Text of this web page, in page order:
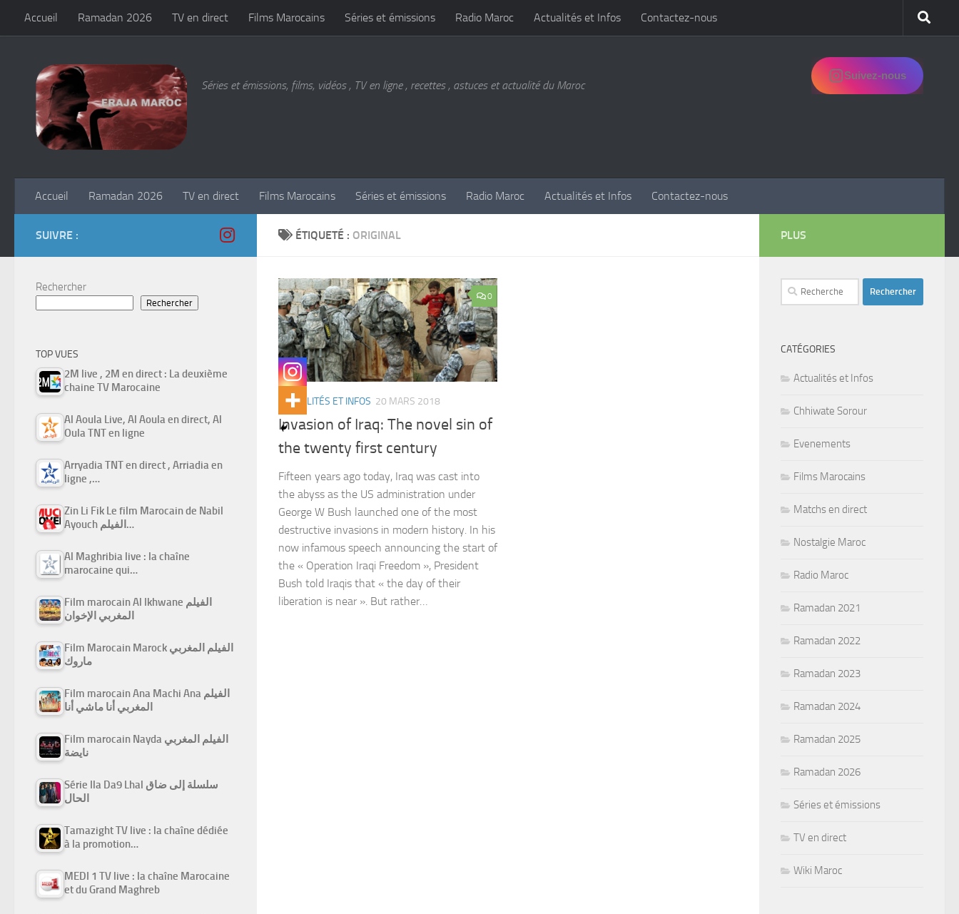
Skip to content
Accueil Ramadan 2026 TV en direct Films Marocains Séries et émissions Radio Maroc Actualités et Infos Contactez-nous
Séries et émissions, films, vidéos , TV en ligne , recettes , astuces et actualité du Maroc
Suivez-nous
Accueil Ramadan 2026 TV en direct Films Marocains Séries et émissions Radio Maroc Actualités et Infos Contactez-nous
ÉTIQUETÉ : ORIGINAL
0
ACTUALITÉS ET INFOS 20 MARS 2018
Invasion of Iraq: The novel sin of
the twenty first century
Fifteen years ago today, Iraq was cast into
the abyss as the US administration under
George W Bush launched one of the most
destructive invasions in modern history. In his
now infamous speech announcing the start of
the « Operation Iraqi Freedom », President
Bush told Iraqis that « the day of their
liberation is near ». But rather…
SUIVRE :
Rechercher
Rechercher
TOP VUES
2M live , 2M en direct : La deuxième
chaine TV Marocaine
Al Aoula Live, Al Aoula en direct, Al
Oula TNT en ligne
Arryadia TNT en direct , Arriadia en
ligne ,…
Zin Li Fik Le film Marocain de Nabil
Ayouch الفيلم…
Al Maghribia live : la chaîne
marocaine qui…
Film marocain Al Ikhwane الفيلم
المغربي الإخوان
Film Marocain Marock الفيلم المغربي
ماروك
Film marocain Ana Machi Ana الفيلم
المغربي أنا ماشي أنا
Film marocain Nayda الفيلم المغربي
نايضة
Série Ila Da9 Lhal سلسلة إلى ضاق
الحال
Tamazight TV live : la chaîne dédiée
à la promotion…
MEDI 1 TV live : la chaîne Marocaine
et du Grand Maghreb
PLUS
Rechercher :
CATÉGORIES
Actualités et Infos
Chhiwate Sorour
Evenements
Films Marocains
Matchs en direct
Nostalgie Maroc
Radio Maroc
Ramadan 2021
Ramadan 2022
Ramadan 2023
Ramadan 2024
Ramadan 2025
Ramadan 2026
Séries et émissions
TV en direct
Wiki Maroc